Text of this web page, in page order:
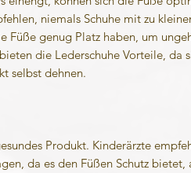
niemals Schuhe mit zu
Füße genug Platz haben, um
die Lederschuhe Vorteile, da
selbst dehnen.
Produkt. Kinderärzte
da es den Füßen Schutz